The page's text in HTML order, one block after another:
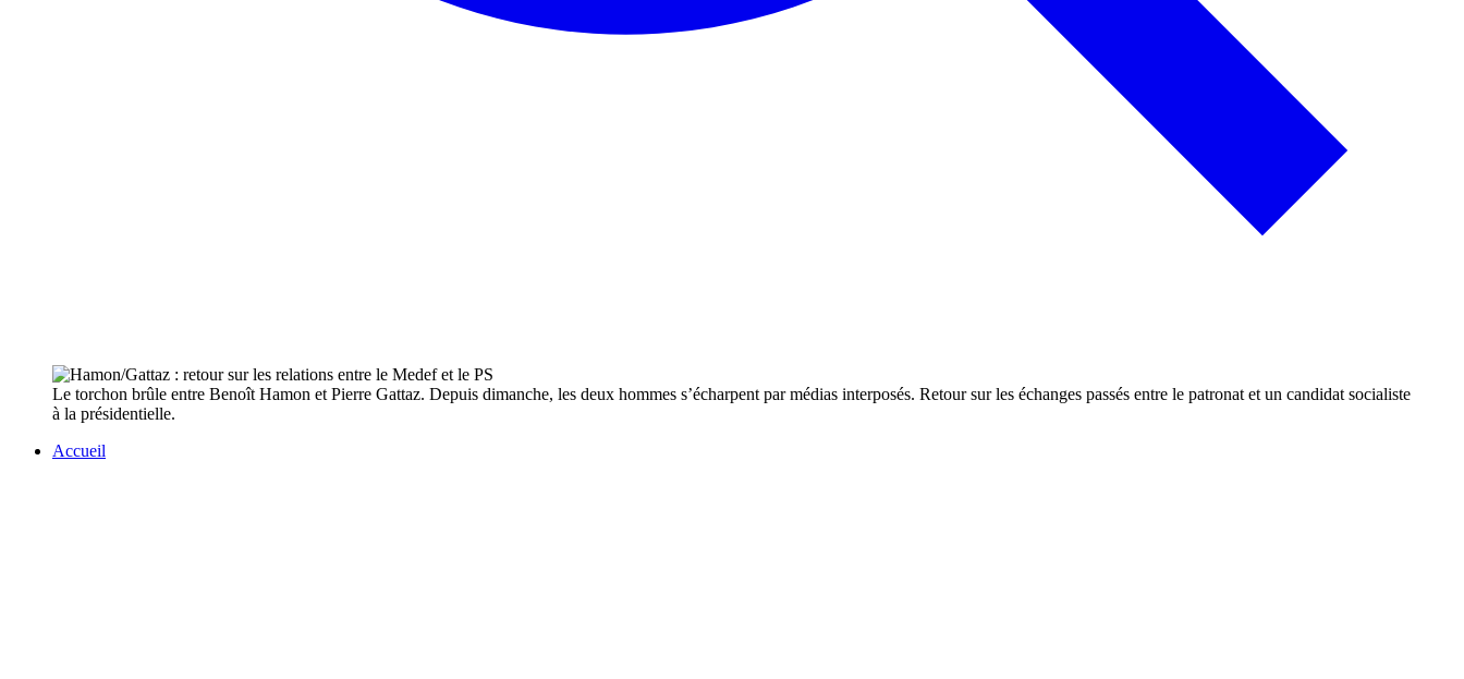
Le torchon brûle entre Benoît Hamon et Pierre Gattaz. Depuis dimanche, les deux hommes s’écharpent par médias interposés. Retour sur les échanges passés entre le patronat et un candidat socialiste
à la présidentielle.
Accueil